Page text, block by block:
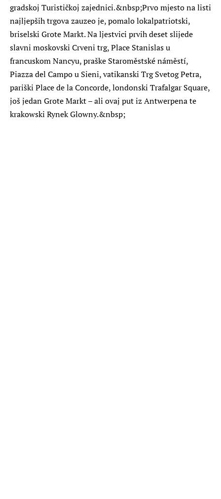
gradskoj Turističkoj zajednici.&nbsp;Prvo mjesto na listi
najljepših trgova zauzeo je, pomalo lokalpatriotski,
briselski Grote Markt. Na ljestvici prvih deset slijede
slavni moskovski Crveni trg, Place Stanislas u
francuskom Nancyu, praške Staroměstské náměstí,
Piazza del Campo u Sieni, vatikanski Trg Svetog Petra,
pariški Place de la Concorde, londonski Trafalgar Square,
još jedan Grote Markt – ali ovaj put iz Antwerpena te
krakowski Rynek Glowny.&nbsp;